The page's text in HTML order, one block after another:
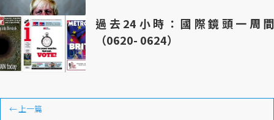
過去24小時：國際鏡頭一周間
（0620- 0624）
←上一篇